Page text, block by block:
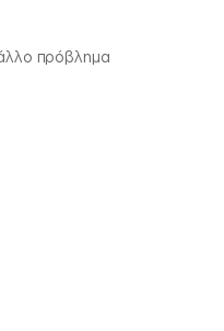
πρόβλημα